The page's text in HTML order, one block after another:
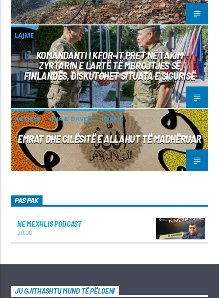
LAJME
KOMANDANTI I KFOR-IT PRET NË TAKIM
ZYRTARIN E LARTË TË MBROJTJES SË
FINLANDËS, DISKUTOHET SITUATA E SIGURISË
ARTIKUJ DIJA & DAVETI IMANI
EMRAT DHE CILËSITË E ALLAHUT TË MADHËRUAR
PAS PAK
NE MEXHLIS PODCAST
20:00
JU GJITHASHTU MUND TË PËLQENI